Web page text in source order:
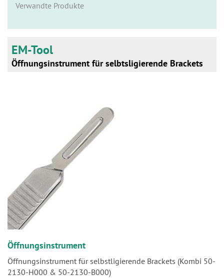
Verwandte Produkte
EM-Tool
Öffnungsinstrument für selbtsligierende Brackets
Öffnungsinstrument
Öffnungsinstrument für selbstligierende Brackets (Kombi 50-
2130-H000 & 50-2130-B000)